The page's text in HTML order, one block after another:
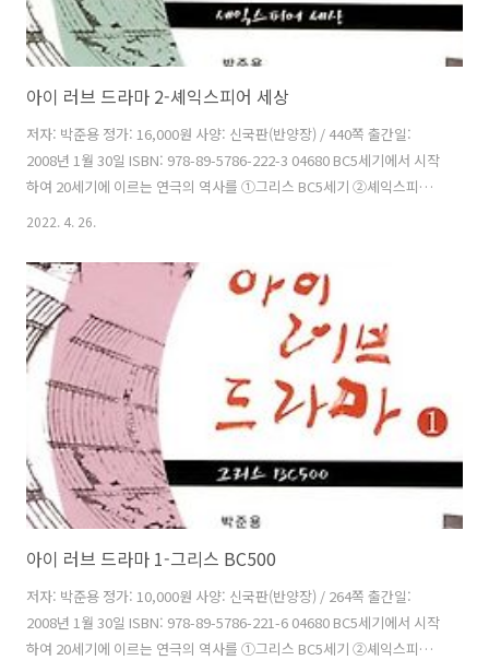
아이 러브 드라마 2-셰익스피어 세상
저자: 박준용 정가: 16,000원 사양: 신국판(반양장) / 440쪽 출간일:
2008년 1월 30일 ISBN: 978-89-5786-222-3 04680 BC5세기에서 시작
하여 20세기에 이르는 연극의 역사를 ①그리스 BC5세기 ②셰익스피어
세상 ③사실주의를 향하여 ④20세기 이렇게 네 권으로 나누어 정리한 책
읽기 불편하고 또 전문적인 글이나 논문을 읽기 어려워하는 사람들에게
연극이 얼마나 좋은지 그 작품들이 얼마나 재미있는지 알려주려는 것이
다. 그래서 조금이라도 쉽게 대본을 읽고 편한 마음으로 극장에 가서 더
많은 공연을 즐기기 바라는 마음이다. 차례 머리말 셰익스피어 이전 엘리
자베스 시대 셰익스피어 영어 셰익스피어의 극 헨..
2022. 4. 26.
아이 러브 드라마 1-그리스 BC500
저자: 박준용 정가: 10,000원 사양: 신국판(반양장) / 264쪽 출간일:
2008년 1월 30일 ISBN: 978-89-5786-221-6 04680 BC5세기에서 시작
하여 20세기에 이르는 연극의 역사를 ①그리스 BC5세기 ②셰익스피어